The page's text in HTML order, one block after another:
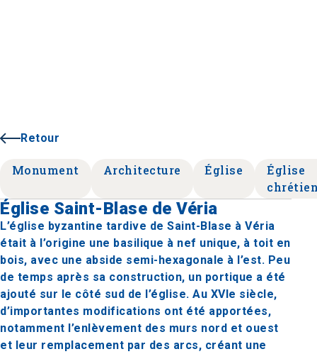
Retour
Monument Architecture Église
Église
Église Saint-Blase de Véria
L’église byzantine tardive de Saint-Blase à Véria
était à l’origine une basilique à nef unique, à toit en
bois, avec une abside semi-hexagonale à l’est. Peu
de temps après sa construction, un portique a été
ajouté sur le côté sud de l’église. Au XVIe siècle,
d’importantes modifications ont été apportées,
notamment l’enlèvement des murs nord et ouest
et leur remplacement par des arcs, créant une